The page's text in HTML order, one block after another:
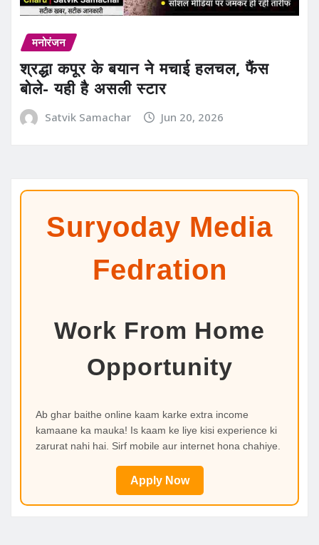
मनोरंजन
श्रद्धा कपूर के बयान ने मचाई हलचल, फैंस
बोले- यही है असली स्टार
Satvik Samachar Jun 20, 2026
Suryoday Media
Fedration
Work From Home
Opportunity
Ab ghar baithe online kaam karke extra income
kamaane ka mauka! Is kaam ke liye kisi experience ki
zarurat nahi hai. Sirf mobile aur internet hona chahiye.
Apply Now